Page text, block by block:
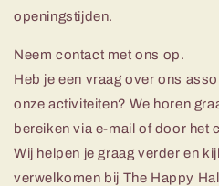
openingstijden.
Neem contact met ons op.
Heb je een vraag over ons
onze activiteiten? We horen
bereiken via e-mail of door het
Wij helpen je graag verder en
verwelkomen bij The Happy